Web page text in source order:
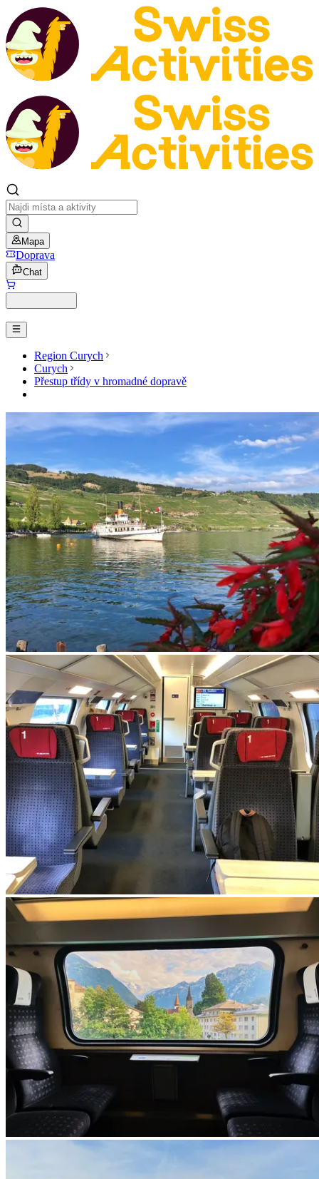
Mapa
Doprava
Chat
Region Curych
Curych
Přestup třídy v hromadné dopravě